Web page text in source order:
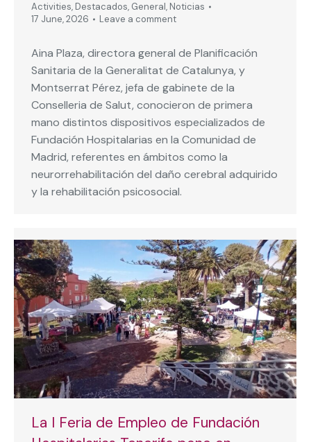
Activities, Destacados, General, Noticias
17 June, 2026
Leave a comment
Aina Plaza, directora general de Planificación
Sanitaria de la Generalitat de Catalunya, y
Montserrat Pérez, jefa de gabinete de la
Conselleria de Salut, conocieron de primera
mano distintos dispositivos especializados de
Fundación Hospitalarias en la Comunidad de
Madrid, referentes en ámbitos como la
neurorrehabilitación del daño cerebral adquirido
y la rehabilitación psicosocial.
La I Feria de Empleo de Fundación